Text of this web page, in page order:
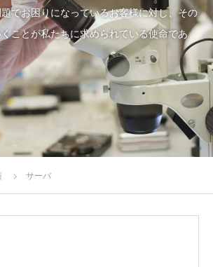
でお困りになっているお客様に対し、その
ことが私たちに求められている使命であ
サーバ